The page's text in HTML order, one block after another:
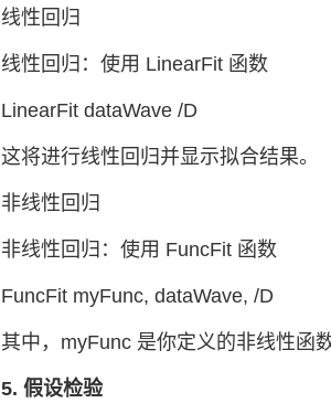
线性回归
线性回归：使用 LinearFit 函数
LinearFit dataWave /D
这将进行线性回归并显示拟合结果。
非线性回归
非线性回归：使用 FuncFit 函数
FuncFit myFunc, dataWave, /D
其中，myFunc 是你定义的非线性函数
5. 假设检验